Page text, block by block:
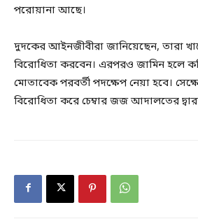
পরোয়ানা আছে।
দুদকের আইনজীবীরা জানিয়েছেন, তারা
বিরোধিতা করবেন। এরপরও জামিন হলে
মোতাবেক পরবর্তী পদক্ষেপ নেয়া হবে।
বিরোধিতা করে চেম্বার জজ আদালতের